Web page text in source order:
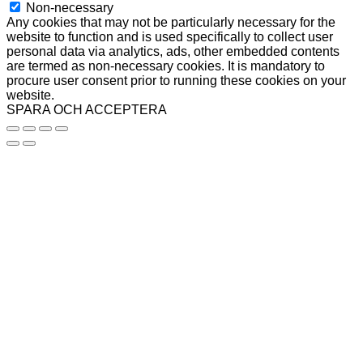
Non-necessary
Any cookies that may not be particularly necessary for the
website to function and is used specifically to collect user
personal data via analytics, ads, other embedded contents
are termed as non-necessary cookies. It is mandatory to
procure user consent prior to running these cookies on your
website.
SPARA OCH ACCEPTERA